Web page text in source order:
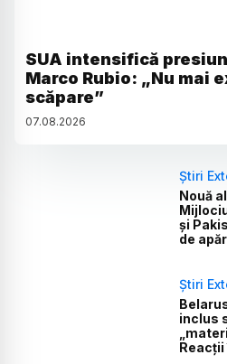
SUA intensifică
Marco Rubio: „Nu mai
scăpare”
07.08.2026
Știri
Nouă
și
de
Știri
inclus
Reacții